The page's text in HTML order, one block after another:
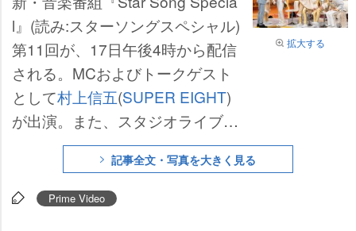
拡大する
l』(読み:スターソングスペシャル)
第11回が、17日午後4時から配信
される。MCおよびトークゲスト
として村上信五(SUPER EIGHT)
が出演。また、スタジオライブに
なにわ男子が登場し、話題のC
Mソング「ギラギラサマー」をジ
ュニアとのコラボで届ける。
記事全文・写真を大きく見る
Prime Video